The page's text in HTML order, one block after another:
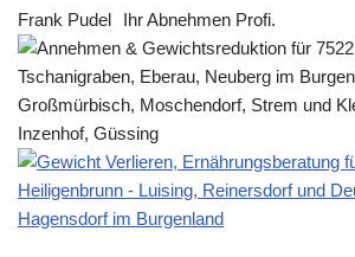
Frank Pudel Ihr Abnehmen Profi.